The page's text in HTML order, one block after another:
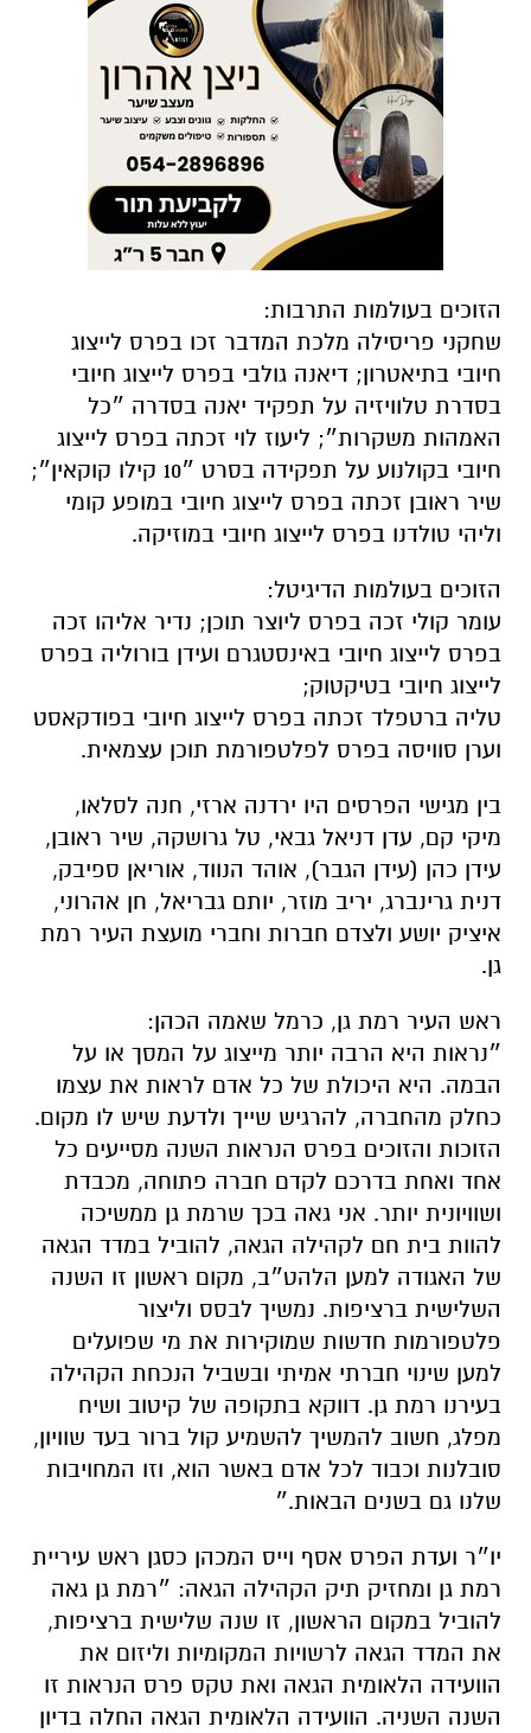
הזוכים בעולמות התרבות:
שחקני פריסילה מלכת המדבר זכו בפרס לייצוג
חיובי בתיאטרון; דיאנה גולבי בפרס לייצוג חיובי
בסדרת טלוויזיה על תפקיד יאנה בסדרה ״כל
האמהות משקרות״; ליעוז לוי זכתה בפרס לייצוג
חיובי בקולנוע על תפקידה בסרט ״10 קילו קוקאין״;
שיר ראובן זכתה בפרס לייצוג חיובי במופע קומי
וליהי טולדנו בפרס לייצוג חיובי במוזיקה.
הזוכים בעולמות הדיגיטל:
עומר קולי זכה בפרס ליוצר תוכן; נדיר אליהו זכה
בפרס לייצוג חיובי באינסטגרם ועידן בורוליה בפרס
לייצוג חיובי בטיקטוק;
טליה ברטפלד זכתה בפרס לייצוג חיובי בפודקאסט
וערן סוויסה בפרס לפלטפורמת תוכן עצמאית.
בין מגישי הפרסים היו ירדנה ארזי, חנה לסלאו,
מיקי קם, עדן דניאל גבאי, טל גרושקה, שיר ראובן,
עידן כהן (עידן הגבר), אוהד הנווד, אוריאן ספיבק,
דנית גרינברג, יריב מוזר, יותם גבריאל, חן אהרוני,
איציק יושע ולצדם חברות וחברי מועצת העיר רמת
גן.
ראש העיר רמת גן, כרמל שאמה הכהן:
״נראות היא הרבה יותר מייצוג על המסך או על
הבמה. היא היכולת של כל אדם לראות את עצמו
כחלק מהחברה, להרגיש שייך ולדעת שיש לו מקום.
הזוכות והזוכים בפרס הנראות השנה מסייעים כל
אחד ואחת בדרכם לקדם חברה פתוחה, מכבדת
ושוויונית יותר. אני גאה בכך שרמת גן ממשיכה
להוות בית חם לקהילה הגאה, להוביל במדד הגאה
של האגודה למען הלהט״ב, מקום ראשון זו השנה
השלישית ברציפות. נמשיך לבסס וליצור
פלטפורמות חדשות שמוקירות את מי שפועלים
למען שינוי חברתי אמיתי ובשביל הנכחת הקהילה
בעירנו רמת גן. דווקא בתקופה של קיטוב ושיח
מפלג, חשוב להמשיך להשמיע קול ברור בעד שוויון,
סובלנות וכבוד לכל אדם באשר הוא, וזו המחויבות
שלנו גם בשנים הבאות.״
יו״ר ועדת הפרס אסף וייס המכהן כסגן ראש עיריית
רמת גן ומחזיק תיק הקהילה הגאה: ״רמת גן גאה
להוביל במקום הראשון, זו שנה שלישית ברציפות,
את המדד הגאה לרשויות המקומיות וליזום את
הוועידה הלאומית הגאה ואת טקס פרס הנראות זו
השנה השניה. הוועידה הלאומית הגאה החלה בדיון